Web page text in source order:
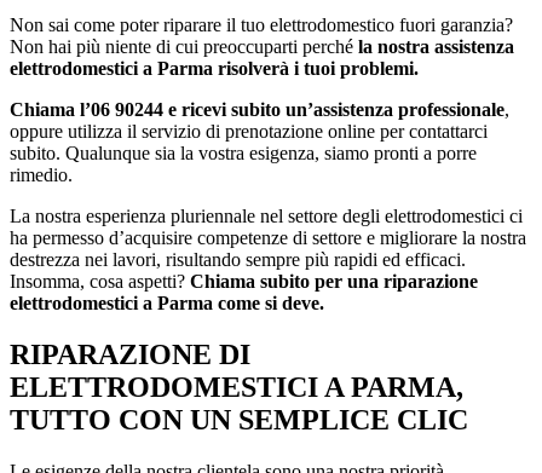
Non sai come poter riparare il tuo elettrodomestico fuori garanzia?
Non hai più niente di cui preoccuparti perché la nostra assistenza
elettrodomestici a Parma risolverà i tuoi problemi.
Chiama l’06 90244 e ricevi subito un’assistenza professionale,
oppure utilizza il servizio di prenotazione online per contattarci
subito. Qualunque sia la vostra esigenza, siamo pronti a porre
rimedio.
La nostra esperienza pluriennale nel settore degli elettrodomestici ci
ha permesso d’acquisire competenze di settore e migliorare la nostra
destrezza nei lavori, risultando sempre più rapidi ed efficaci.
Insomma, cosa aspetti? Chiama subito per una riparazione
elettrodomestici a Parma come si deve.
RIPARAZIONE DI
ELETTRODOMESTICI A PARMA,
TUTTO CON UN SEMPLICE CLIC